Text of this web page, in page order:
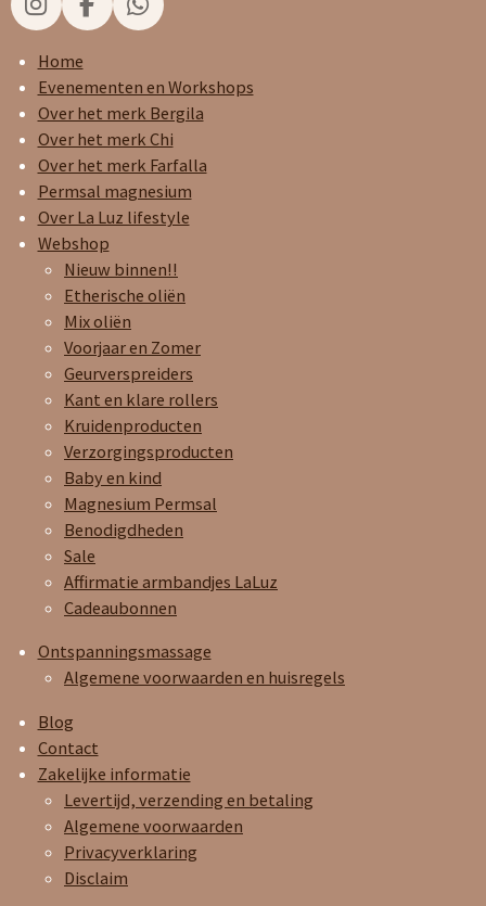
I
n
s
t
a
g
r
a
m
F
a
e
b
o
o
k
W
h
t
s
A
p
p
Home
Evenementen en Workshops
Over het merk Bergila
Over het merk Chi
Over het merk Farfalla
Permsal magnesium
Over La Luz lifestyle
Webshop
Nieuw binnen!!
Etherische oliën
Mix oliën
Voorjaar en Zomer
Geurverspreiders
Kant en klare rollers
Kruidenproducten
Verzorgingsproducten
Baby en kind
Magnesium Permsal
Benodigdheden
Sale
Affirmatie armbandjes LaLuz
Cadeaubonnen
Ontspanningsmassage
Algemene voorwaarden en huisregels
Blog
Contact
Zakelijke informatie
Levertijd, verzending en betaling
Algemene voorwaarden
Privacyverklaring
Disclaim